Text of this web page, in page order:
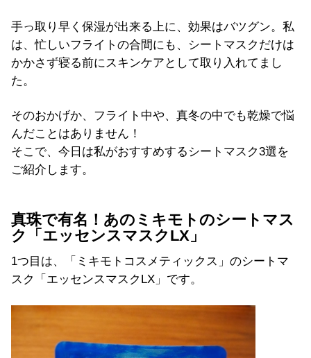
手っ取り早く保湿が出来る上に、効果はバツグン。私
は、忙しいフライトの合間にも、シートマスクだけは
かかさず寝る前にスキンケアとして取り入れてまし
た。
そのおかげか、フライト中や、真冬の中でも乾燥で悩
んだことはありません！
そこで、今日は私がおすすめするシートマスク3選を
ご紹介します。
真珠で有名！あのミキモトのシートマス
ク「エッセンスマスクLX」
1つ目は、「ミキモトコスメティックス」のシートマ
スク「エッセンスマスクLX」です。